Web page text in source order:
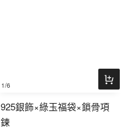
1/6
925銀飾×綠玉福袋×鎖骨項
鍊